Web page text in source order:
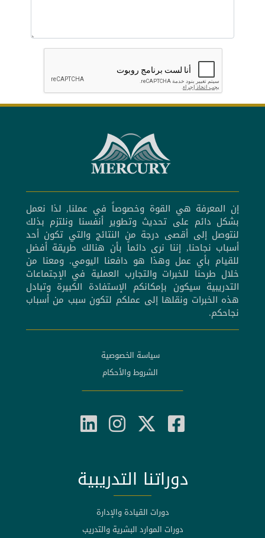
إن المعرفة هي القوة وخصوصاً في عملنا, لذا نعمل
بشكل دائم على تحديث وتطوير أنفسنا ونلتزم بذلك
لنتوصل إلى أقصى درجة من النتائج والتي تكون أحد
أسباب نجاحنا, إننا نرى دائماً بأن هنالك طريقة أفضل
للقيام بأي عمل وهذا هو دافعنا اليومي. ومعنا من
خلال طرحنا للخبرات والتجارب العملية في الإجتماعات
التدريبية سيكون بإمكانكم الإستفادة الكبيرة وتبادل
هذه الخبرات ونقلها إلى عملكم لتكون سبب من أسباب
نجاحكم.
سياسة الخصوصية
الشروط والأحكام
دوراتنا التدريبية
دورات القيادة والإدارة
دورات الموارد البشرية والتدريب